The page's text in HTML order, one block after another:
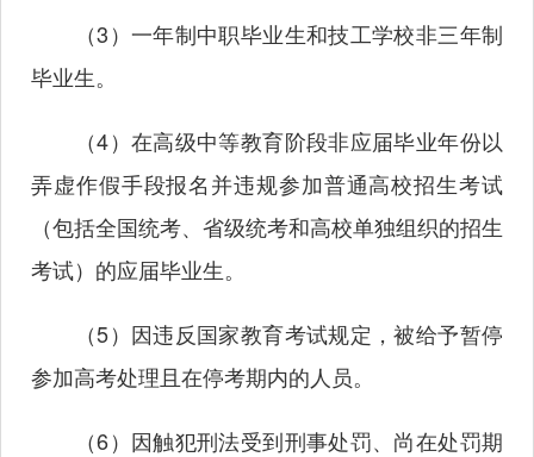
（3）一年制中职毕业生和技工学校非三年制
毕业生。
（4）在高级中等教育阶段非应届毕业年份以
弄虚作假手段报名并违规参加普通高校招生考试
（包括全国统考、省级统考和高校单独组织的招生
考试）的应届毕业生。
（5）因违反国家教育考试规定，被给予暂停
参加高考处理且在停考期内的人员。
（6）因触犯刑法受到刑事处罚、尚在处罚期